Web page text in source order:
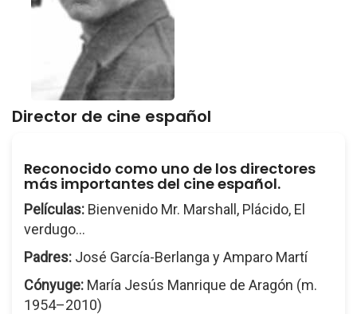
Director de cine español
Reconocido como uno de los directores
más importantes del cine español.
Películas: Bienvenido Mr. Marshall, Plácido, El
verdugo...
Padres: José García-Berlanga y Amparo Martí
Cónyuge: María Jesús Manrique de Aragón (m.
1954–2010)